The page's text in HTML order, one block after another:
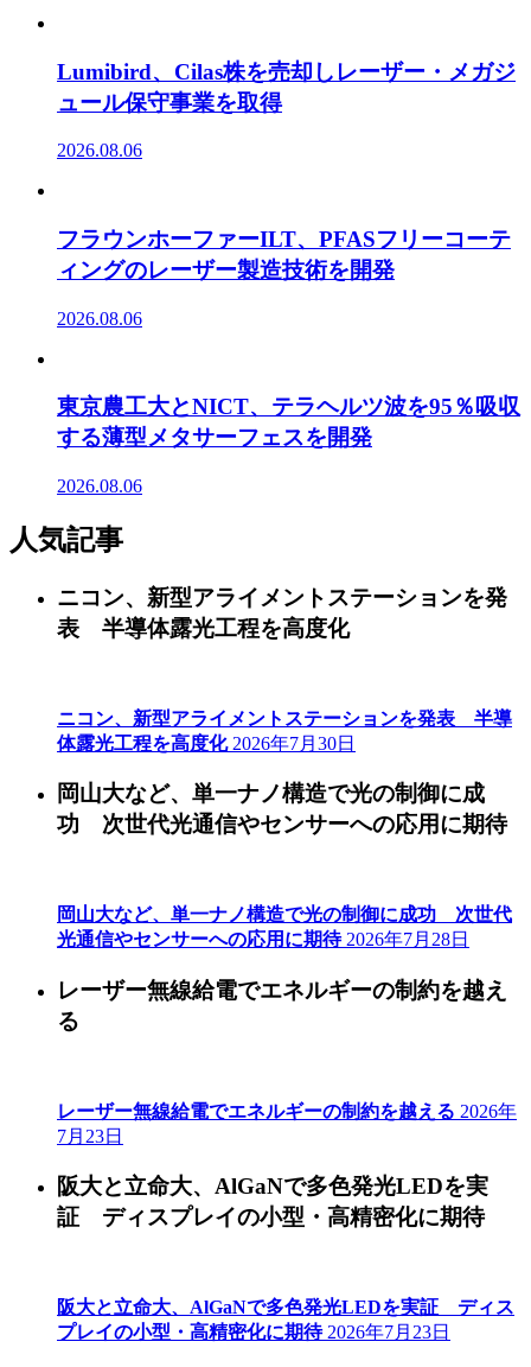
Lumibird、Cilas株を売却しレーザー・メガジ
ュール保守事業を取得
2026.08.06
フラウンホーファーILT、PFASフリーコーテ
ィングのレーザー製造技術を開発
2026.08.06
東京農工大とNICT、テラヘルツ波を95％吸収
する薄型メタサーフェスを開発
2026.08.06
人気記事
ニコン、新型アライメントステーションを発
表 半導体露光工程を高度化
ニコン、新型アライメントステーションを発表 半導
体露光工程を高度化 2026年7月30日
岡山大など、単一ナノ構造で光の制御に成
功 次世代光通信やセンサーへの応用に期待
岡山大など、単一ナノ構造で光の制御に成功 次世代
光通信やセンサーへの応用に期待 2026年7月28日
レーザー無線給電でエネルギーの制約を越え
る
レーザー無線給電でエネルギーの制約を越える 2026年
7月23日
阪大と立命大、AlGaNで多色発光LEDを実
証 ディスプレイの小型・高精密化に期待
阪大と立命大、AlGaNで多色発光LEDを実証 ディス
プレイの小型・高精密化に期待 2026年7月23日